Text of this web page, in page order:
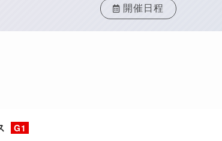
開催日程
G1